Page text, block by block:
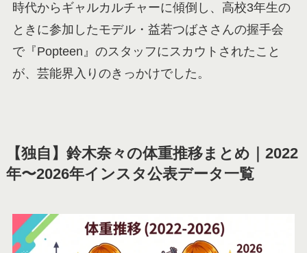
時代からギャルカルチャーに傾倒し、高校3年生の
ときに参加したモデル・益若つばささんの握手会
で『Popteen』のスタッフにスカウトされたこと
が、芸能界入りのきっかけでした。
【独自】鈴木奈々の体重推移まとめ｜2022
年〜2026年インスタ公表データ一覧